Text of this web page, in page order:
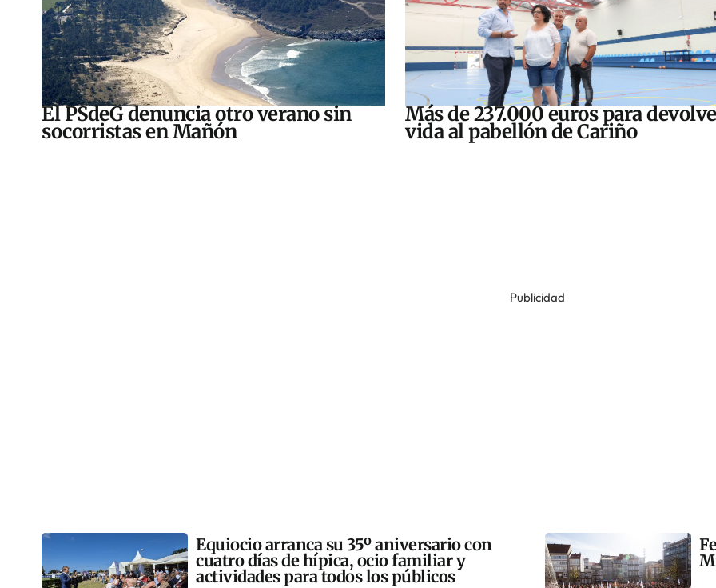
El PSdeG denuncia otro verano sin
socorristas en Mañón
Más de 237.000 euros para
vida al pabellón de Cariño
Publicidad
Equiocio arranca su 35º aniversario con
cuatro días de hípica, ocio familiar y
actividades para todos los públicos